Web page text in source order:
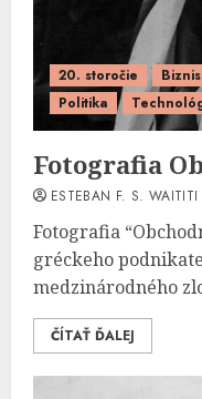
20. storočie Biznis
Politika
Fotografia
ESTEBAN F. S. WAITITI
Fotografia
gréckeho
medzinárodného
ČÍTAŤ ĎALEJ